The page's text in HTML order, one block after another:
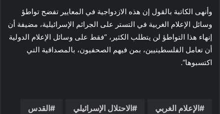
وأنهى الكاتبة بالقول إن هذه الازدواجية في المعايير تفضح تواطؤ
وسائل الإعلام الغربية في التستر على الجرائم الإسرائيلية، مضيفة أن
إنهاء هذا التواطؤ لن يتطلب الكثير، “فقط على وسائل الإعلام الدولية
أن تعامل الفلسطينيين، بمن فيهم الصحفيون، بالمصداقية التي
اكتسبوها”.
الإعلام الغربي الاحتلال الإسرائيلي القدس